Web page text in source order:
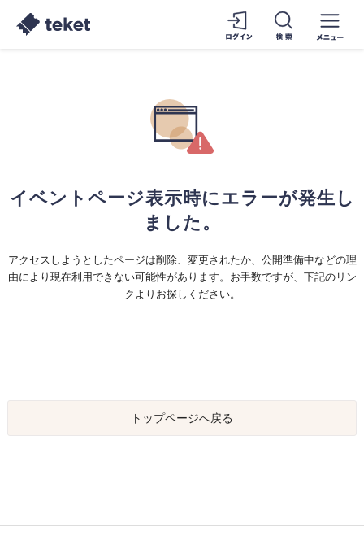
イベントページ表示時にエラーが発生し
ました。
アクセスしようとしたページは削除、変更されたか、公開準備中などの理
由により現在利用できない可能性があります。お手数ですが、下記のリン
クよりお探しください。
トップページへ戻る